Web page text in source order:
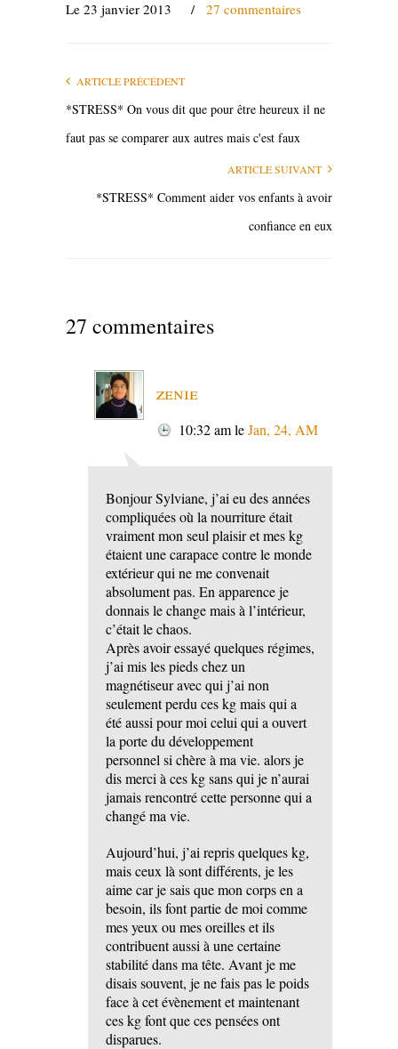
Le 23 janvier 2013 / 27 commentaires
ARTICLE PRÉCÉDENT
*STRESS* On vous dit que pour être heureux il ne
faut pas se comparer aux autres mais c'est faux
ARTICLE SUIVANT
*STRESS* Comment aider vos enfants à avoir
confiance en eux
27 commentaires
zenie
10:32 amleJan, 24, AM
Bonjour Sylviane, j’ai eu des années
compliquées où la nourriture était
vraiment mon seul plaisir et mes kg
étaient une carapace contre le monde
extérieur qui ne me convenait
absolument pas. En apparence je
donnais le change mais à l’intérieur,
c’était le chaos.
Après avoir essayé quelques régimes,
j’ai mis les pieds chez un
magnétiseur avec qui j’ai non
seulement perdu ces kg mais qui a
été aussi pour moi celui qui a ouvert
la porte du développement
personnel si chère à ma vie. alors je
dis merci à ces kg sans qui je n’aurai
jamais rencontré cette personne qui a
changé ma vie.
Aujourd’hui, j’ai repris quelques kg,
mais ceux là sont différents, je les
aime car je sais que mon corps en a
besoin, ils font partie de moi comme
mes yeux ou mes oreilles et ils
contribuent aussi à une certaine
stabilité dans ma tête. Avant je me
disais souvent, je ne fais pas le poids
face à cet évènement et maintenant
ces kg font que ces pensées ont
disparues.